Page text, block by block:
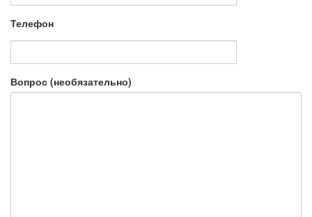
Телефон
Вопрос (необязательно)